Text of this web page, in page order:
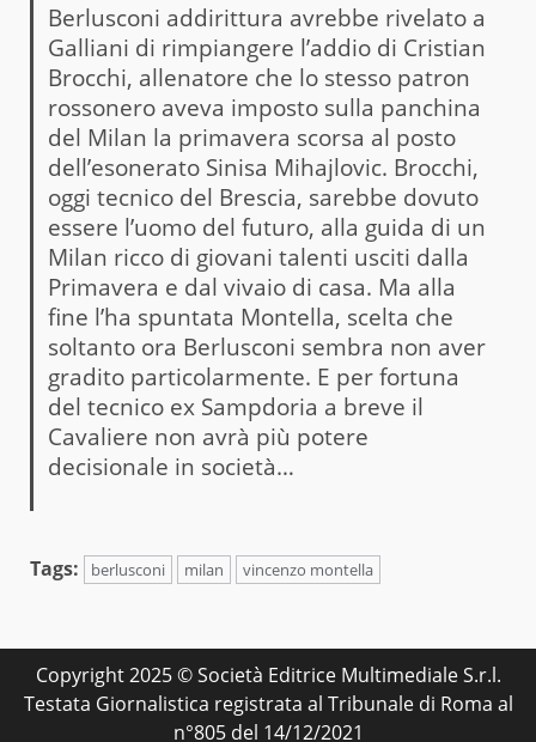
Berlusconi addirittura avrebbe rivelato a
Galliani di rimpiangere l’addio di Cristian
Brocchi, allenatore che lo stesso patron
rossonero aveva imposto sulla panchina
del Milan la primavera scorsa al posto
dell’esonerato Sinisa Mihajlovic. Brocchi,
oggi tecnico del Brescia, sarebbe dovuto
essere l’uomo del futuro, alla guida di un
Milan ricco di giovani talenti usciti dalla
Primavera e dal vivaio di casa. Ma alla
fine l’ha spuntata Montella, scelta che
soltanto ora Berlusconi sembra non aver
gradito particolarmente. E per fortuna
del tecnico ex Sampdoria a breve il
Cavaliere non avrà più potere
decisionale in società…
Tags: berlusconi milan vincenzo montella
Copyright 2025 © Società Editrice Multimediale S.r.l.
Testata Giornalistica registrata al Tribunale di Roma al
n°805 del 14/12/2021